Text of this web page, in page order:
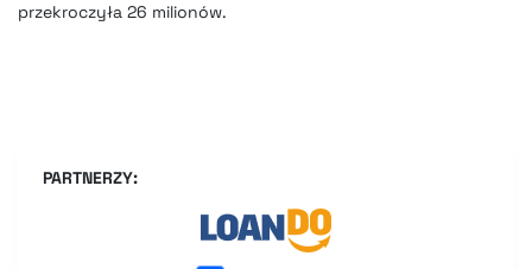
przekroczyła 26 milionów.
PARTNERZY: